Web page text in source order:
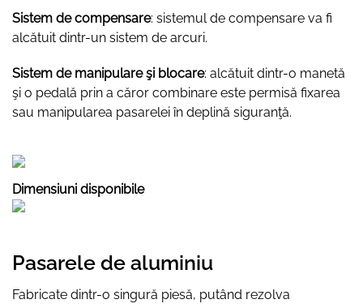
Sistem de compensare: sistemul de compensare va fi
alcătuit dintr-un sistem de arcuri.
Sistem de manipulare şi blocare: alcătuit dintr-o manetă
şi o pedală prin a căror combinare este permisă fixarea
sau manipularea pasarelei în deplină siguranţă.
Dimensiuni disponibile
Pasarele de aluminiu
Fabricate dintr-o singură piesă, putând rezolva